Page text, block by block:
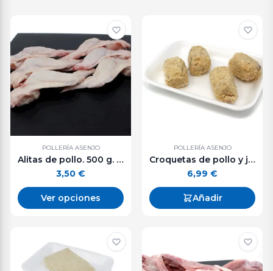
POLLERÍA ASENJO
Alitas de pollo. 500 g. aprox.
3,50 €
Ver opciones
POLLERÍA ASENJO
Croquetas de pollo y jamón (500 g. aprox.)
6,99 €
Añadir